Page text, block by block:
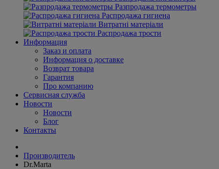
Разпродажа термометры
Распродажа гигиена
Витратні матеріали
Распродажа трости
Информация
Заказ и оплата
Информация о доставке
Возврат товара
Гарантия
Про компанию
Сервисная служба
Новости
Новости
Блог
Контакты
Производитель
Dr.Marta